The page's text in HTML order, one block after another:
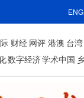
财经 网评 港澳 台湾
数字经济学术中国